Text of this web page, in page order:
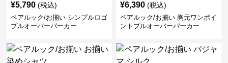
¥5,790 (税込)
ペアルック/お揃い シンプルロゴ
プルオーバーパーカー
¥6,390 (税込)
ペアルック/お揃い 胸元ワンポイ
ントプルオーバーパーカー